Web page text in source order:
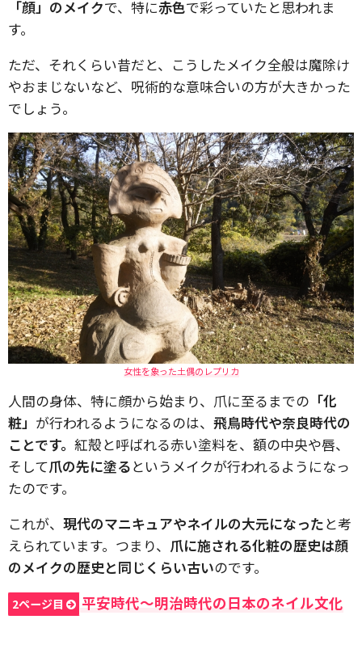
「顔」のメイクで、特に赤色で彩っていたと思われま
す。
ただ、それくらい昔だと、こうしたメイク全般は魔除け
やおまじないなど、呪術的な意味合いの方が大きかった
でしょう。
女性を象った土偶のレプリカ
人間の身体、特に顔から始まり、爪に至るまでの 「化
粧」 が行われるようになるのは、 飛鳥時代や奈良時代の
ことです。 紅殻と呼ばれる赤い塗料を、額の中央や唇、
そして爪の先に塗るというメイクが行われるようになっ
たのです。
これが、 現代のマニキュアやネイルの大元になったと考
えられています。つまり、 爪に施される化粧の歴史は顔
のメイクの歴史と同じくらい古いのです。
2ページ目 平安時代～明治時代の日本のネイル文化